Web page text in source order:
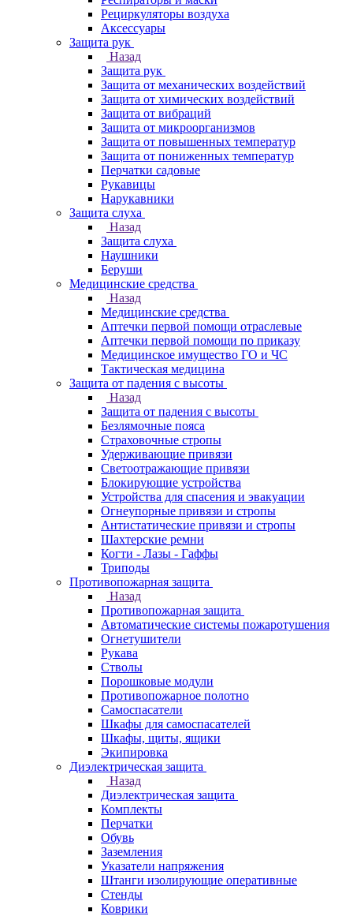
Рециркуляторы воздуха
Аксессуары
Защита рук
Назад
Защита рук
Защита от механических воздействий
Защита от химических воздействий
Защита от вибраций
Защита от микроорганизмов
Защита от повышенных температур
Защита от пониженных температур
Перчатки садовые
Рукавицы
Нарукавники
Защита слуха
Назад
Защита слуха
Наушники
Беруши
Медицинские средства
Назад
Медицинские средства
Аптечки первой помощи отраслевые
Аптечки первой помощи по приказу
Медицинское имущество ГО и ЧС
Тактическая медицина
Защита от падения с высоты
Назад
Защита от падения с высоты
Безлямочные пояса
Страховочные стропы
Удерживающие привязи
Светоотражающие привязи
Блокирующие устройства
Устройства для спасения и эвакуации
Огнеупорные привязи и стропы
Антистатические привязи и стропы
Шахтерские ремни
Когти - Лазы - Гаффы
Триподы
Противопожарная защита
Назад
Противопожарная защита
Автоматические системы пожаротушения
Огнетушители
Рукава
Стволы
Порошковые модули
Противопожарное полотно
Самоспасатели
Шкафы для самоспасателей
Шкафы, щиты, ящики
Экипировка
Диэлектрическая защита
Назад
Диэлектрическая защита
Комплекты
Перчатки
Обувь
Заземления
Указатели напряжения
Штанги изолирующие оперативные
Стенды
Коврики